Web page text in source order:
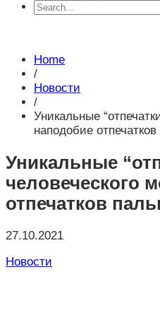
Home
/
Новости
/
Уникальные
наподобие
Уникальные
человеческого
отпечатков
27.10.2021
Новости